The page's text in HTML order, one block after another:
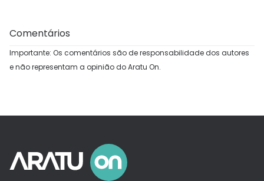
Comentários
Importante: Os comentários são de responsabilidade dos autores
e não representam a opinião do Aratu On.